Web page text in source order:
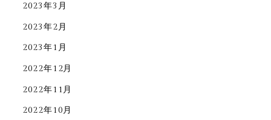
2023年3月
2023年2月
2023年1月
2022年12月
2022年11月
2022年10月